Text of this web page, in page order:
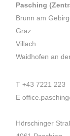
Pasching
Brunn am
Graz
Villach
Waidhofen an
T +43 7221 223
E
Hörschinger